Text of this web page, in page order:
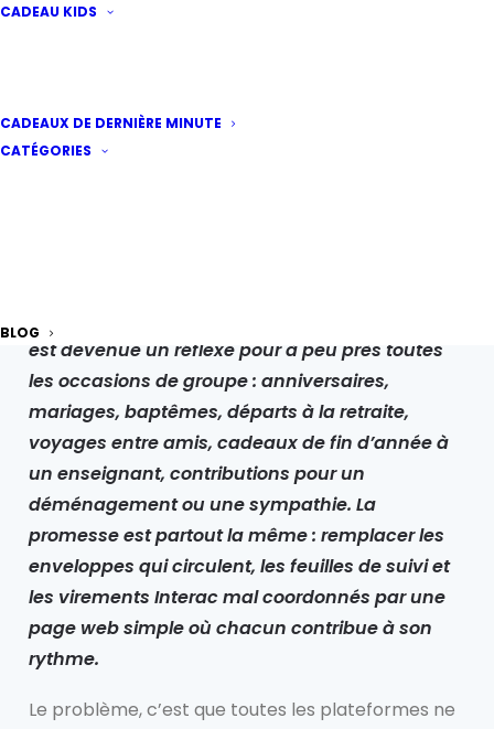
CADEAU KIDS
CADEAUX DE DERNIÈRE MINUTE
CATÉGORIES
BLOG
Top 7 des meilleures
cagnottes en ligne au
est devenue un réflexe pour à peu près toutes
les occasions de groupe : anniversaires,
mariages, baptêmes, départs à la retraite,
voyages entre amis, cadeaux de fin d’année à
un enseignant, contributions pour un
déménagement ou une sympathie. La
promesse est partout la même : remplacer les
enveloppes qui circulent, les feuilles de suivi et
les virements Interac mal coordonnés par une
page web simple où chacun contribue à son
rythme.
Le problème, c’est que toutes les plateformes ne